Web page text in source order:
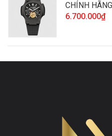
CHÍNH
6.700.000₫